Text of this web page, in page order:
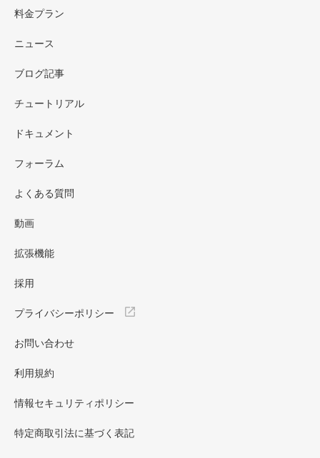
料金プラン
ニュース
ブログ記事
チュートリアル
ドキュメント
フォーラム
よくある質問
動画
拡張機能
採用
プライバシーポリシー
お問い合わせ
利用規約
情報セキュリティポリシー
特定商取引法に基づく表記